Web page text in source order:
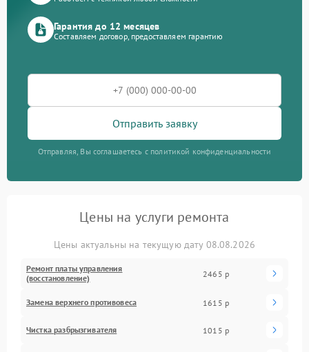
Гарантия до 12 месяцев
Составляем договор, предоставляем гарантию
Отправить заявку
Отправляя, Вы соглашаетесь с политикой конфиденциальности
Цены на услуги ремонта
Цены актуальны на текущую дату 08.08.2026
Ремонт платы управления
(восстановление)
2465 р
Замена верхнего противовеса 1615 р
Чистка разбрызгивателя 1015 р